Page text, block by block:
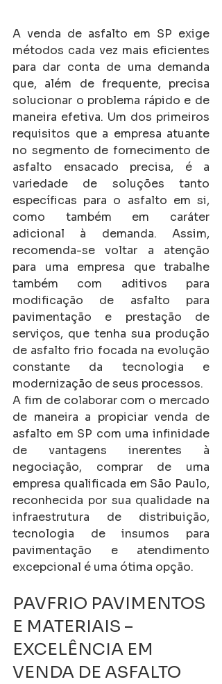
A venda de asfalto em SP exige
métodos cada vez mais eficientes
para dar conta de uma demanda
que, além de frequente, precisa
solucionar o problema rápido e de
maneira efetiva. Um dos primeiros
requisitos que a empresa atuante
no segmento de fornecimento de
asfalto ensacado precisa, é a
variedade de soluções tanto
específicas para o asfalto em si,
como também em caráter
adicional à demanda. Assim,
recomenda-se voltar a atenção
para uma empresa que trabalhe
também com aditivos para
modificação de asfalto para
pavimentação e prestação de
serviços, que tenha sua produção
de asfalto frio focada na evolução
constante da tecnologia e
modernização de seus processos.
A fim de colaborar com o mercado
de maneira a propiciar venda de
asfalto em SP com uma infinidade
de vantagens inerentes à
negociação, comprar de uma
empresa qualificada em São Paulo,
reconhecida por sua qualidade na
infraestrutura de distribuição,
tecnologia de insumos para
pavimentação e atendimento
excepcional é uma ótima opção.
PAVFRIO PAVIMENTOS
E MATERIAIS –
EXCELÊNCIA EM
VENDA DE ASFALTO